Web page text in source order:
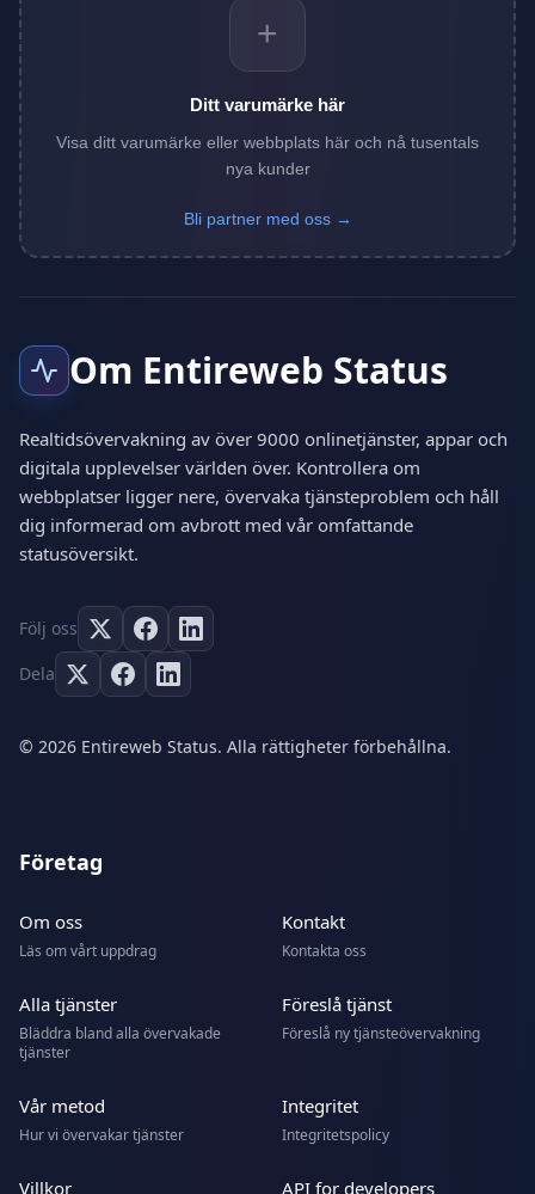
+
Ditt varumärke här
Visa ditt varumärke eller webbplats här och nå tusentals
nya kunder
Bli partner med oss →
Om Entireweb Status
Realtidsövervakning av över 9000 onlinetjänster, appar och
digitala upplevelser världen över. Kontrollera om
webbplatser ligger nere, övervaka tjänsteproblem och håll
dig informerad om avbrott med vår omfattande
statusöversikt.
Följ oss
Dela
© 2026 Entireweb Status. Alla rättigheter förbehållna.
Företag
Om oss
Läs om vårt uppdrag
Kontakt
Kontakta oss
Alla tjänster
Bläddra bland alla övervakade
tjänster
Föreslå tjänst
Föreslå ny tjänsteövervakning
Vår metod
Hur vi övervakar tjänster
Integritet
Integritetspolicy
Villkor API for developers